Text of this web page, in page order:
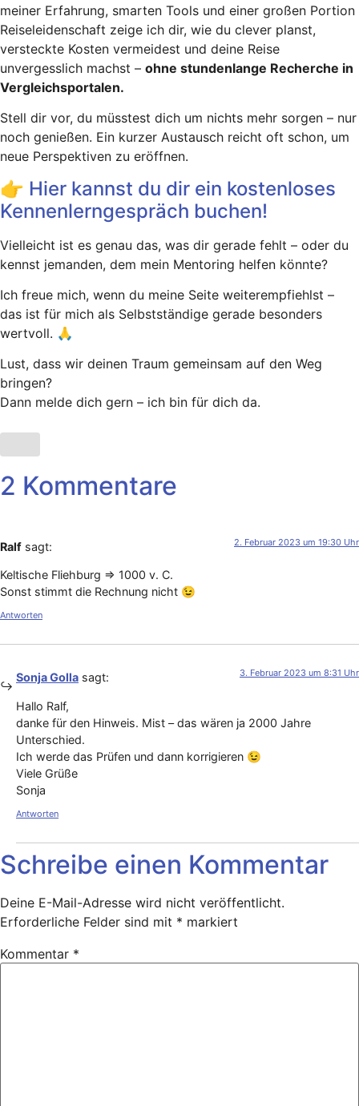
meiner Erfahrung, smarten Tools und einer großen Portion
Reiseleidenschaft zeige ich dir, wie du clever planst,
versteckte Kosten vermeidest und deine Reise
unvergesslich machst – ohne stundenlange Recherche in
Vergleichsportalen.
Stell dir vor, du müsstest dich um nichts mehr sorgen – nur
noch genießen. Ein kurzer Austausch reicht oft schon, um
neue Perspektiven zu eröffnen.
👉 Hier kannst du dir ein kostenloses
Kennenlerngespräch buchen!
Vielleicht ist es genau das, was dir gerade fehlt – oder du
kennst jemanden, dem mein Mentoring helfen könnte?
Ich freue mich, wenn du meine Seite weiterempfiehlst –
das ist für mich als Selbstständige gerade besonders
wertvoll. 🙏
Lust, dass wir deinen Traum gemeinsam auf den Weg
bringen?
Dann melde dich gern – ich bin für dich da.
2 Kommentare
Ralf sagt: 2. Februar 2023 um 19:30 Uhr
Keltische Fliehburg => 1000 v. C.
Sonst stimmt die Rechnung nicht 😉
Antworten
Sonja Golla sagt: 3. Februar 2023 um 8:31 Uhr
Hallo Ralf,
danke für den Hinweis. Mist – das wären ja 2000 Jahre
Unterschied.
Ich werde das Prüfen und dann korrigieren 😉
Viele Grüße
Sonja
Antworten
Schreibe einen Kommentar
Deine E-Mail-Adresse wird nicht veröffentlicht.
Erforderliche Felder sind mit * markiert
Kommentar *